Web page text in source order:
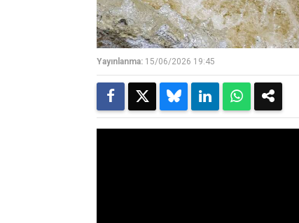
Yayınlanma: 15/06/2026 19:45